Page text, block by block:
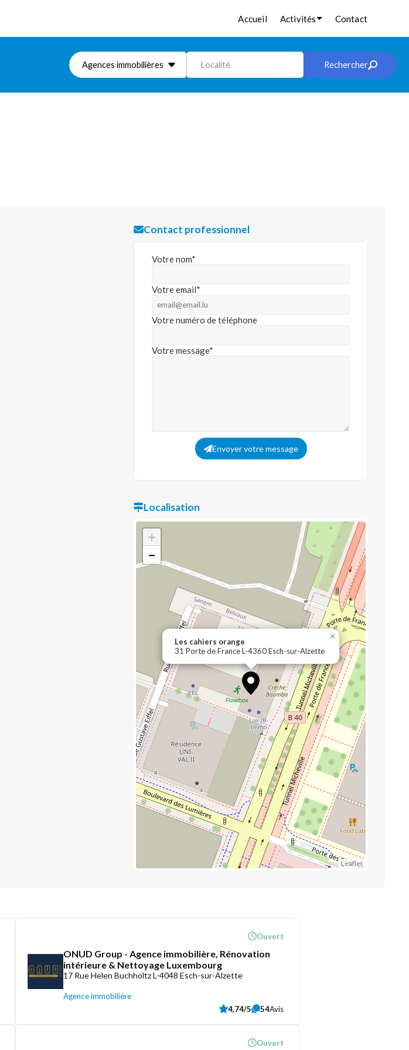
Accueil Activités Contact
Agences immobilières Localité Rechercher
Contact professionnel
Votre nom*
Votre email*
Votre numéro de téléphone
Votre message*
Envoyer votre message
Localisation
Les cahiers orange
31 Porte de France L-4360 Esch-sur-Alzette
×
+
−
Leaflet
ONUD Group - Agence immobilière, Rénovation
intérieure & Nettoyage Luxembourg
17 Rue Helen Buchholtz L-4048 Esch-sur-Alzette
Agence immobilière
Ouvert
4,74/5 54Avis
Ouvert